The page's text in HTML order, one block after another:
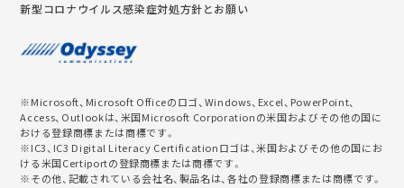
新型コロナウイルス感染症対処方針とお願い
※Microsoft、Microsoft Officeのロゴ、Windows、Excel、PowerPoint、
Access、Outlookは、米国Microsoft Corporationの米国およびその他の国に
おける登録商標または商標です。
※IC3、IC3 Digital Literacy Certificationロゴは、米国およびその他の国にお
ける米国Certiportの登録商標または商標です。
※その他、記載されている会社名、製品名は、各社の登録商標または商標です。